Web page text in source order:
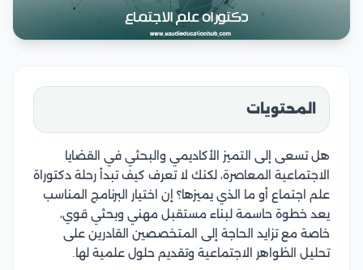
المحتويات
هل تسعى إلى التميز الأكاديمي والبحثي في القضايا
الاجتماعية المعاصرة، لكنك لا تعرف كيف تبدأ رحلة دكتوراة
علم اجتماع أو ما الذي يميزها؟ إن اختيار البرنامج المناسب
يعد خطوة حاسمة لبناء مستقبل مهني وبحثي قوي،
خاصة مع تزايد الحاجة إلى المتخصصين القادرين على
تحليل الظواهر الاجتماعية وتقديم حلول علمية لها.